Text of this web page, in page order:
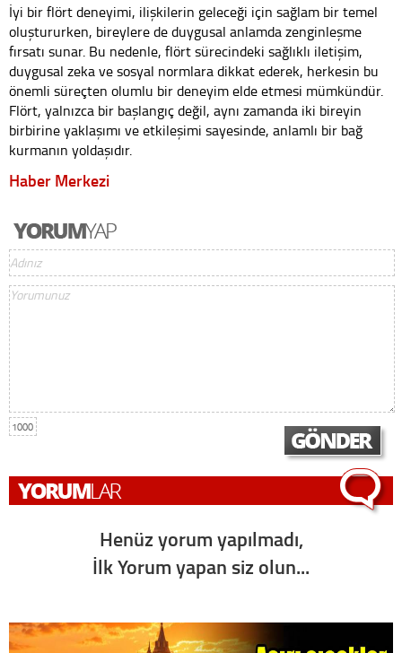
İyi bir flört deneyimi, ilişkilerin geleceği için sağlam bir temel
oluştururken, bireylere de duygusal anlamda zenginleşme
fırsatı sunar. Bu nedenle, flört sürecindeki sağlıklı iletişim,
duygusal zeka ve sosyal normlara dikkat ederek, herkesin bu
önemli süreçten olumlu bir deneyim elde etmesi mümkündür.
Flört, yalnızca bir başlangıç değil, aynı zamanda iki bireyin
birbirine yaklaşımı ve etkileşimi sayesinde, anlamlı bir bağ
kurmanın yoldaşıdır.
Haber Merkezi
1000
Henüz yorum yapılmadı,
İlk Yorum yapan siz olun...